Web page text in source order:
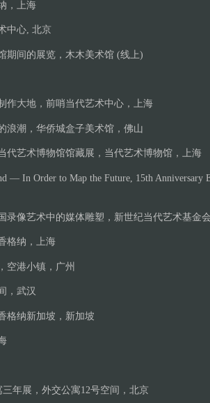
，上海
中心, 北京
期间的展览，木木美术馆 (线上)
作大地，前哨当代艺术中心，上海
潮，华侨城盒子美术馆，佛山
代艺术博物馆馆藏展，当代艺术博物馆，上海
— In Order to Map the Future, 15th
像艺术中的媒体雕塑，新世纪当代艺术基金
格纳，上海
空港小镇，广州
，武汉
格纳新加坡，新加坡
三年展，外交公寓12号空间，北京